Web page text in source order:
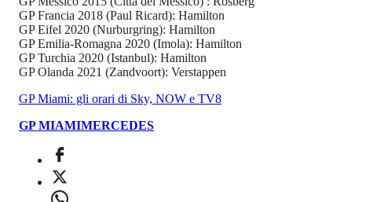
GP Francia 2018 (Paul Ricard): Hamilton
GP Eifel 2020 (Nurburgring): Hamilton
GP Emilia-Romagna 2020 (Imola): Hamilton
GP Turchia 2020 (Istanbul): Hamilton
GP Olanda 2021 (Zandvoort): Verstappen
GP Miami: gli orari di Sky, NOW e TV8
GP MIAMIMERCEDES